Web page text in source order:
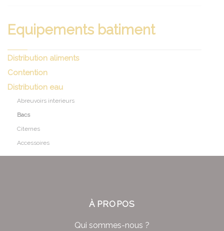
Equipements batiment
Distribution aliments
Contention
Distribution eau
Abreuvoirs interieurs
Bacs
Citernes
Accessoires
À PROPOS
Qui sommes-nous ?